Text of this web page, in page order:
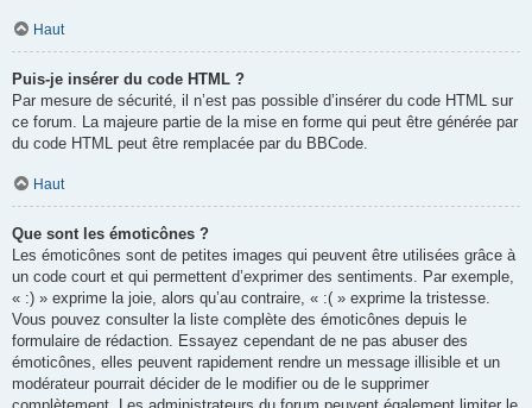
Haut
Puis-je insérer du code HTML ?
Par mesure de sécurité, il n’est pas possible d’insérer du code HTML sur
ce forum. La majeure partie de la mise en forme qui peut être générée par
du code HTML peut être remplacée par du BBCode.
Haut
Que sont les émoticônes ?
Les émoticônes sont de petites images qui peuvent être utilisées grâce à
un code court et qui permettent d’exprimer des sentiments. Par exemple,
« :) » exprime la joie, alors qu’au contraire, « :( » exprime la tristesse.
Vous pouvez consulter la liste complète des émoticônes depuis le
formulaire de rédaction. Essayez cependant de ne pas abuser des
émoticônes, elles peuvent rapidement rendre un message illisible et un
modérateur pourrait décider de le modifier ou de le supprimer